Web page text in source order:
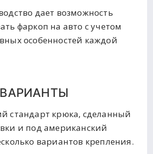
дает возможность
фаркоп на авто с учетом
особенностей каждой
ВАРИАНТЫ
стандарт крюка, сделанный
и под американский
вариантов крепления.